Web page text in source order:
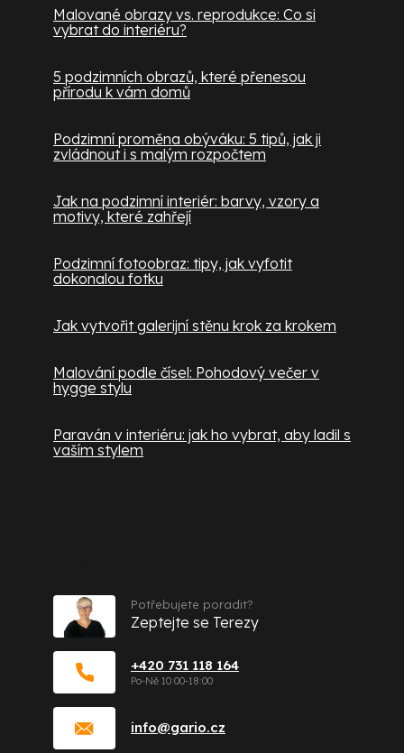
Malované obrazy vs. reprodukce: Co si
vybrat do interiéru?
5 podzimních obrazů, které přenesou
přírodu k vám domů
Podzimní proměna obýváku: 5 tipů, jak ji
zvládnout i s malým rozpočtem
Jak na podzimní interiér: barvy, vzory a
motivy, které zahřejí
Podzimní fotoobraz: tipy, jak vyfotit
dokonalou fotku
Jak vytvořit galerijní stěnu krok za krokem
Malování podle čísel: Pohodový večer v
hygge stylu
Paraván v interiéru: jak ho vybrat, aby ladil s
vaším stylem
info@gario.cz
+420 731 118 164
Potřebujete poradit?
Zeptejte se Terezy